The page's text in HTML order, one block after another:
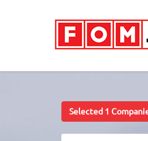
Selected 1